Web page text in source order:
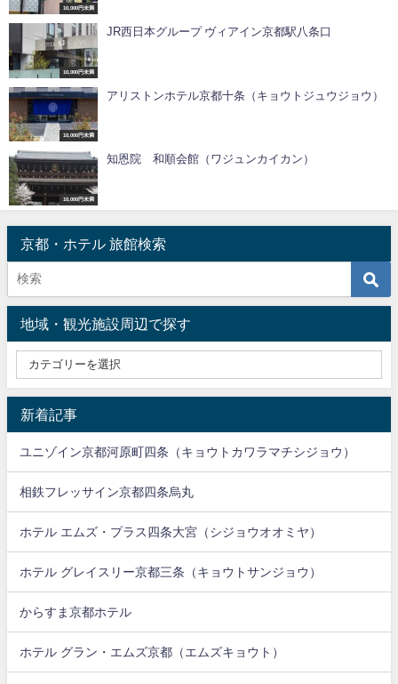
10,000円未満
10,000円未満
JR西日本グループ ヴィアイン京都駅八条口
10,000円未満
アリストンホテル京都十条（キョウトジュウジョウ）
10,000円未満
知恩院 和順会館（ワジュンカイカン）
京都・ホテル 旅館検索
地域・観光施設周辺で探す
新着記事
ユニゾイン京都河原町四条（キョウトカワラマチシジョウ）
相鉄フレッサイン京都四条烏丸
ホテル エムズ・プラス四条大宮（シジョウオオミヤ）
ホテル グレイスリー京都三条（キョウトサンジョウ）
からすま京都ホテル
ホテル グラン・エムズ京都（エムズキョウト）